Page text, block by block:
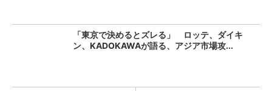
「東京で決めるとズレる」 ロッテ、ダイキ
ン、KADOKAWAが語る、アジア市場攻...